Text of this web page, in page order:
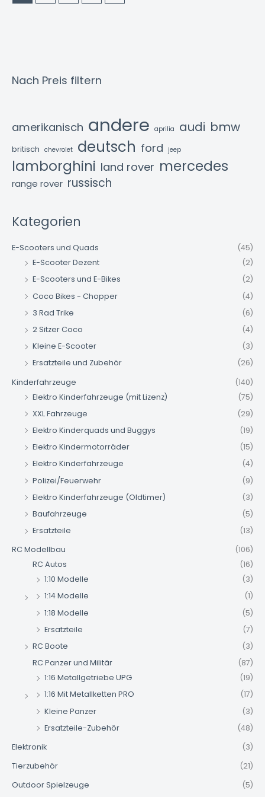
Nach Preis filtern
amerikanisch andere aprilia audi bmw
britisch chevrolet deutsch ford jeep
lamborghini land rover mercedes
range rover russisch
Kategorien
E-Scooters und Quads
(45)
E-Scooter Dezent
(2)
E-Scooters und E-Bikes
(2)
Coco Bikes - Chopper
(4)
3 Rad Trike
(6)
2 Sitzer Coco
(4)
Kleine E-Scooter
(3)
Ersatzteile und Zubehör
(26)
Kinderfahrzeuge
(140)
Elektro Kinderfahrzeuge (mit Lizenz)
(75)
XXL Fahrzeuge
(29)
Elektro Kinderquads und Buggys
(19)
Elektro Kindermotorräder
(15)
Elektro Kinderfahrzeuge
(4)
Polizei/Feuerwehr
(9)
Elektro Kinderfahrzeuge (Oldtimer)
(3)
Baufahrzeuge
(5)
Ersatzteile
(13)
RC Modellbau
(106)
RC Autos
(16)
1:10 Modelle
(3)
1:14 Modelle
(1)
1:18 Modelle
(5)
Ersatzteile
(7)
RC Boote
(3)
RC Panzer und Militär
(87)
1:16 Metallgetriebe UPG
(19)
1:16 Mit Metallketten PRO
(17)
Kleine Panzer
(3)
Ersatzteile-Zubehör
(48)
Elektronik
(3)
Tierzubehör
(21)
Outdoor Spielzeuge
(5)